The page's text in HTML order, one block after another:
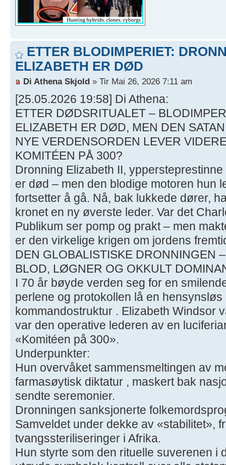
ETTER BLODIMPERIET:
ELIZABETH ER DØD
Di Athena Skjold » Tir Mai 26, 2026 7:11 am
[25.05.2026 19:58] Di Athena:
ETTER DØDSRITUALET –
ELIZABETH ER DØD, MEN DEN
NYE VERDENSORDEN LEVER
KOMITÉEN PÅ 300?
Dronning Elizabeth II,
er død – men den blodige motoren hun
fortsetter å gå. Nå, bak lukkede dører,
kronet en ny øverste leder. Var det
Publikum ser pomp og prakt – men
er den virkelige krigen om jordens
DEN GLOBALISTISKE DRONNINGEN
BLOD, LØGNER OG OKKULT
I 70 år bøyde verden seg for en
perlene og protokollen lå en
kommandostruktur . Elizabeth Windsor
var den operative lederen av en
«Komitéen på 300».
Underpunkter:
Hun overvåket sammensmeltingen av
farmasøytisk diktatur , maskert bak
sendte seremonier.
Dronningen sanksjonerte
Samveldet under dekke av «stabilitet»,
tvangssteriliseringer i Afrika.
Hun styrte som den rituelle suverenen i